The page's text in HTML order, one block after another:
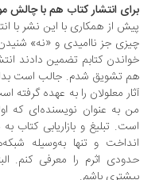
انتشار کتاب هم با چالش مواجه
از همکاری با این نشر با
جز ناامیدی و «نه» شنیدن
کتابم تضمین دادند انتشار آن
تشویق شدم. جالب است بدانید
معلولان را به عهده گرفته است. در
به عنوان نویسنده‌ای که اولین
تبلیغ و بازاریابی کتاب به
و تنها به‌وسیله شبکه‌های
اثرم را معرفی کنم. البته